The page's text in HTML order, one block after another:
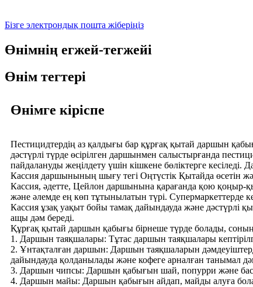
Бізге электрондық пошта жіберіңіз
Өнімнің егжей-тегжейі
Өнім тегтері
Өнімге кіріспе
Пестицидтердің аз қалдығы бар құрғақ қытай даршын
дәстүрлі түрде өсірілген даршынмен салыстырғанда
пайдалануды жеңілдету үшін кішкене бөліктерге
Кассия даршынының шығу тегі Оңтүстік Қытайда өсетін
Кассия, әдетте, Цейлон даршынына қарағанда қою қоңыр-
және әлемде ең көп тұтынылатын түрі. Супермаркеттерде
Кассия ұзақ уақыт бойы тамақ дайындауда және
ащы дәм береді.
Құрғақ қытай даршын қабығы бірнеше түрде болады, соның
1. Даршын таяқшалары: Тұтас даршын таяқшалары
2. Ұнтақталған даршын: Даршын таяқшаларын
дайындауда қолданылады және кофеге арналған танымал
3. Даршын чипсы: Даршын қабығын шай, попурри және басқа
4. Даршын майы: Даршын қабығын айдап, майды алуға